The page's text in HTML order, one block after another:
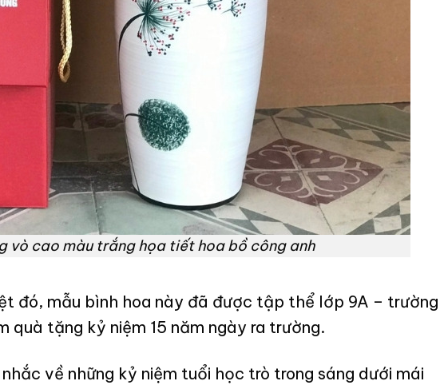
vò cao màu trắng họa tiết hoa bồ công anh
đó, mẫu bình hoa này đã được tập thể lớp 9A – trường
quà tặng kỷ niệm 15 năm ngày ra trường.
về những kỷ niệm tuổi học trò trong sáng dưới mái